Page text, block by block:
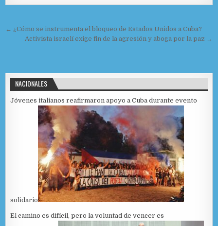
o
k
r
Navegación de entradas
← ¿Cómo se instrumenta el bloqueo de Estados Unidos a Cuba?
Activista israelí exige fin de la agresión y aboga por la paz →
NACIONALES
Jóvenes italianos reafirmaron apoyo a Cuba durante evento
solidario
El camino es difícil, pero la voluntad de vencer es